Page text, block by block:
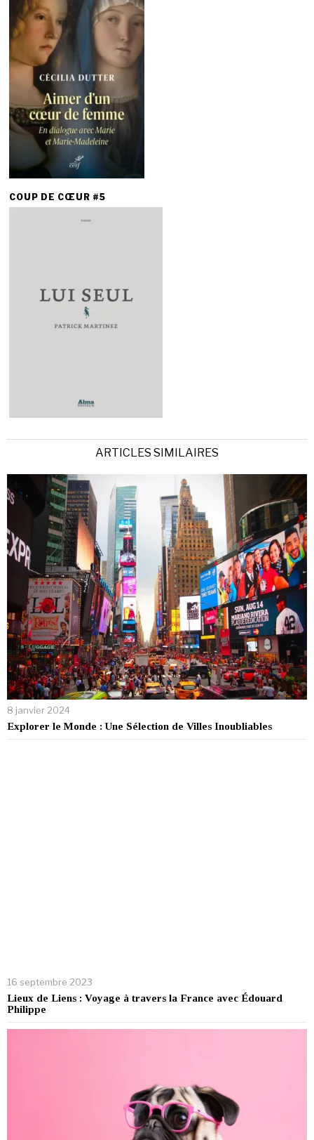
COUP DE CŒUR #5
ARTICLES SIMILAIRES
8 janvier 2024
Explorer le Monde : Une Sélection de Villes Inoubliables
16 septembre 2023
Lieux de Liens : Voyage à travers la France avec Édouard
Philippe